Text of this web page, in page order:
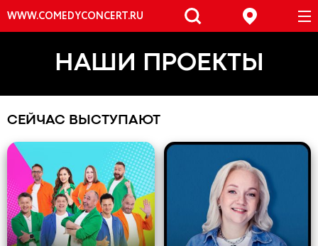
WWW.COMEDYCONCERT.RU
НАШИ ПРОЕКТЫ
СЕЙЧАС ВЫСТУПАЮТ